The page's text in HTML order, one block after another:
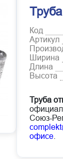
Код
Артикул
Ширина
Длина
Высота
Труба
Союз-
офисе